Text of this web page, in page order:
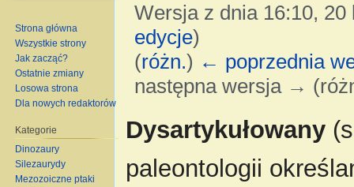
Wersja z dnia 16:10,
edycje)
(różn.) ← poprzednia
następna wersja →
Dysartykułowany
paleontologii
Strona główna
Wszystkie strony
Jak zacząć?
Ostatnie zmiany
Losowa strona
Dla nowych redaktorów
Kategorie
Dinozaury
Silezaurydy
Mezozoiczne ptaki